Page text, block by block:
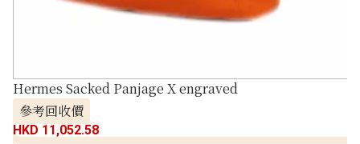
Hermes Sacked Panjage X engraved
參考回收價
HKD 11,052.58